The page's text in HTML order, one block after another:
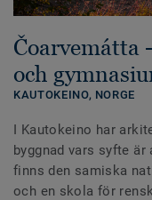
Čoarvemátta
och
KAUTOKEINO, NORGE
I Kautokeino har
byggnad vars syfte
finns den samiska
och en skola för